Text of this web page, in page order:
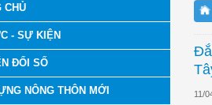
CHỦ
- SỰ KIỆN
ĐỔI SỐ
NÔNG THÔN MỚI 11/